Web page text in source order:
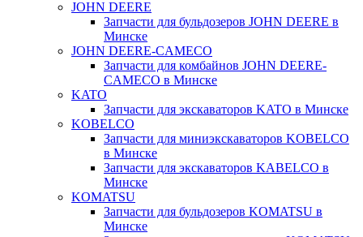
JOHN DEERE
Запчасти для бульдозеров JOHN DEERE в
Минске
JOHN DEERE-CAMECO
Запчасти для комбайнов JOHN DEERE-
CAMECO в Минске
KATO
Запчасти для экскаваторов KATO в Минске
KOBELCO
Запчасти для миниэкскаваторов KOBELCO
в Минске
Запчасти для экскаваторов KABELCO в
Минске
KOMATSU
Запчасти для бульдозеров KOMATSU в
Минске